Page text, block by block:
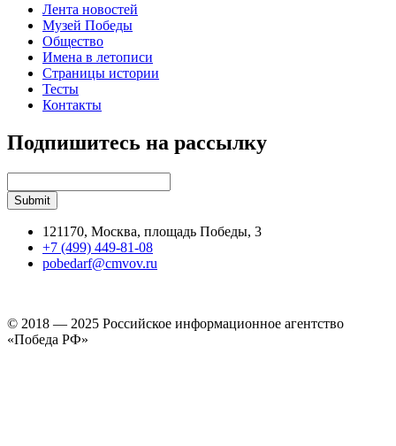
Лента новостей
Музей Победы
Общество
Имена в летописи
Страницы истории
Тесты
Контакты
Подпишитесь на рассылку
121170, Москва, площадь Победы, 3
+7 (499) 449-81-08
pobedarf@cmvov.ru
© 2018 — 2025 Российское информационное агентство
«Победа РФ»